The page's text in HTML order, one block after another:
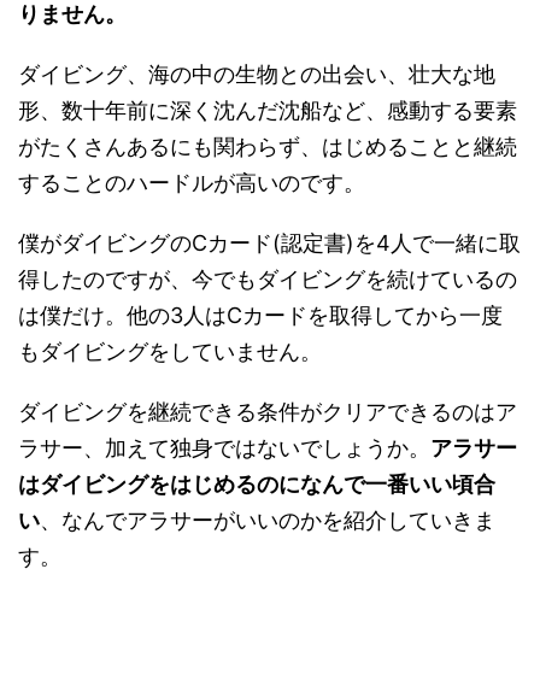
りません。
ダイビング、海の中の生物との出会い、壮大な地
形、数十年前に深く沈んだ沈船など、感動する要素
がたくさんあるにも関わらず、はじめることと継続
することのハードルが高いのです。
僕がダイビングのCカード(認定書)を4人で一緒に取
得したのですが、今でもダイビングを続けているの
は僕だけ。他の3人はCカードを取得してから一度
もダイビングをしていません。
ダイビングを継続できる条件がクリアできるのはア
ラサー、加えて独身ではないでしょうか。 アラサー
はダイビングをはじめるのになんで一番いい頃合
い、なんでアラサーがいいのかを紹介していきま
す。